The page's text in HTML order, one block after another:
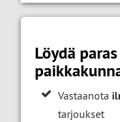
Löydä
Vastaanota
tarjoukset